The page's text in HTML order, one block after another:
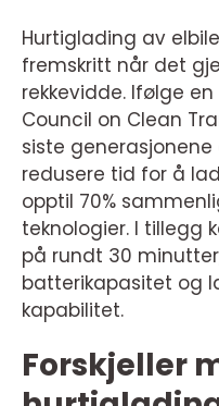
Hurtiglading av
fremskritt når det
rekkevidde. Ifølge
Council on Clean
siste
redusere tid for å
opptil 70%
teknologier. I tillegg
på rundt 30
batterikapasitet og
kapabilitet.
Forskjeller